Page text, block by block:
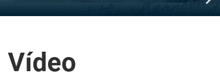
Vídeo